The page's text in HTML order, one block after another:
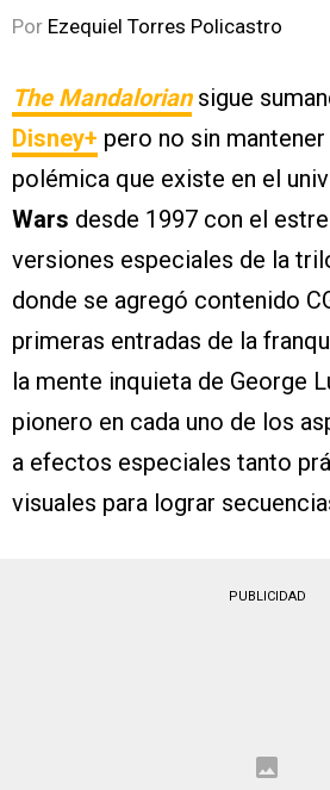
Por Ezequiel Torres Policastro
The Mandaloriansigue
Disney+ pero no sin
polémica que existe en el
Wars desde 1997 con el
versiones especiales de la
donde se agregó contenido
primeras entradas de la
la mente inquieta de George
pionero en cada uno de los
a efectos especiales tanto
visuales para lograr
PUBLICIDAD